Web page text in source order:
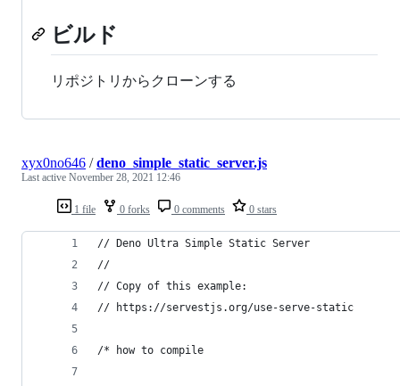
ビルド
リポジトリからクローンする
1 file 0 forks 0 comments 0 stars
xyx0no646 /deno_simple_static_server.js
Last active November 28, 2021 12:46
// Deno Ultra Simple Static Server
//
// Copy of this example:
// https://servestjs.org/use-serve-static
/* how to compile